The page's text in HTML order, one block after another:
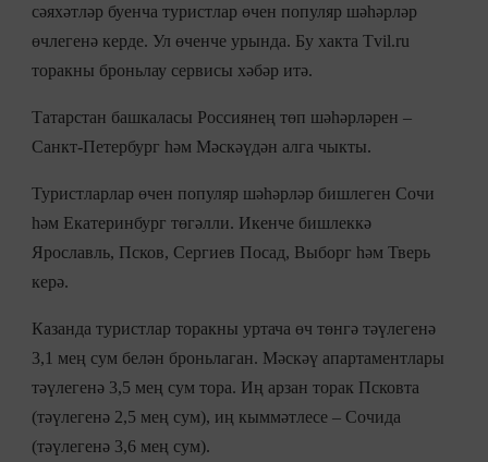
сәяхәтләр буенча туристлар өчен популяр шәһәрләр
өчлегенә керде. Ул өченче урында. Бу хакта Tvil.ru
торакны броньлау сервисы хәбәр итә.
Татарстан башкаласы Россиянең төп шәһәрләрен –
Санкт-Петербург һәм Мәскәүдән алга чыкты.
Туристларлар өчен популяр шәһәрләр бишлеген Сочи
һәм Екатеринбург төгәлли. Икенче бишлеккә
Ярославль, Псков, Сергиев Посад, Выборг һәм Тверь
керә.
Казанда туристлар торакны уртача өч төнгә тәүлегенә
3,1 мең сум белән броньлаган. Мәскәү апартаментлары
тәүлегенә 3,5 мең сум тора. Иң арзан торак Псковта
(тәүлегенә 2,5 мең сум), иң кыммәтлесе – Сочида
(тәүлегенә 3,6 мең сум).